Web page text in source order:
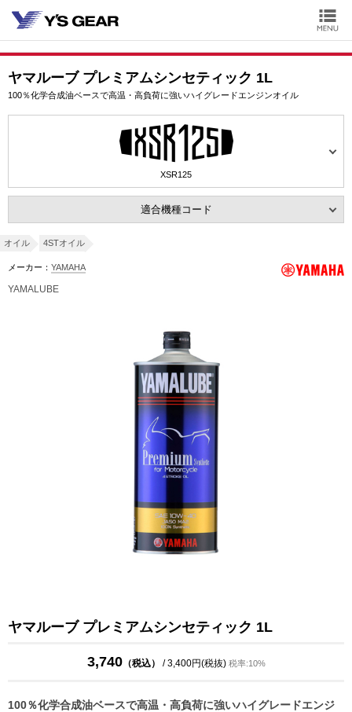
ヤマルーブ プレミアムシンセティック 1L
100％化学合成油ベースで高温・高負荷に強いハイグレードエンジンオイル
XSR125
適合機種コード
オイル 4STオイル
メーカー： YAMAHA
YAMALUBE
ヤマルーブ プレミアムシンセティック 1L
3,740（税込） / 3,400円(税抜) 税率:10%
100％化学合成油ベースで高温・高負荷に強いハイグレードエンジ